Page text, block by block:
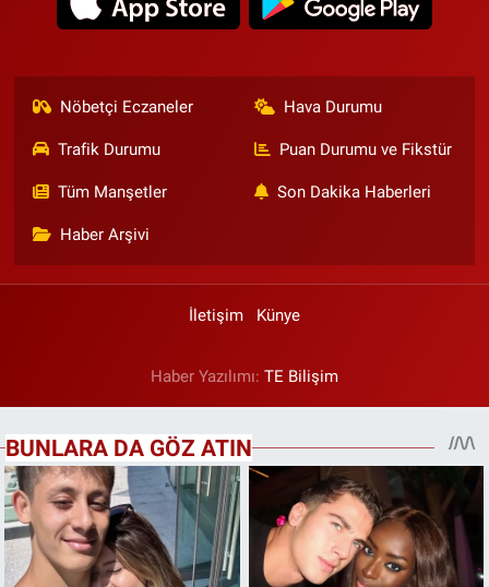
Nöbetçi Eczaneler Hava Durumu
Trafik Durumu Puan Durumu ve Fikstür
Tüm Manşetler Son Dakika Haberleri
Haber Arşivi
İletişim Künye
Haber Yazılımı: TE Bilişim